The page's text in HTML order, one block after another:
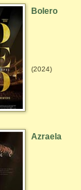
Bolero
(2024)
Azraela